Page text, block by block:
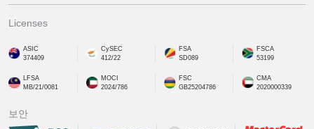
Licenses
ASIC
374409
CySEC
412/22
FSA
SD089
FSCA
53199
LFSA
MB/21/0081
MOCI
2024/786
FSC
GB25204786
CMA
2020000339
보안